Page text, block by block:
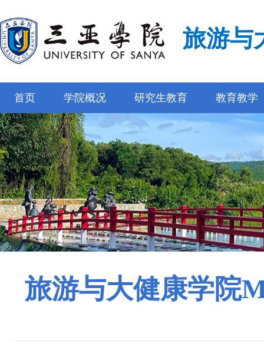
旅游与
首页 学院概况 研究生教育 教育教学
旅游与大健康学院